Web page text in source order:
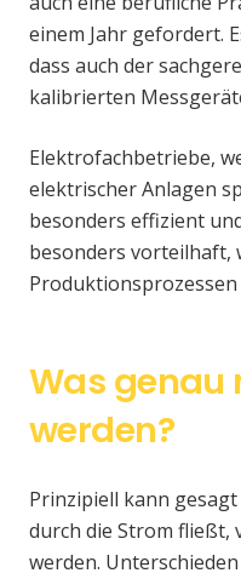
einem Jahr gefordert.
dass auch der
kalibrierten
Elektrofachbetriebe,
elektrischer Anlagen
besonders effizient
besonders vorteilhaft,
Was
werden?
Prinzipiell kann
durch die Strom fließt,
werden.